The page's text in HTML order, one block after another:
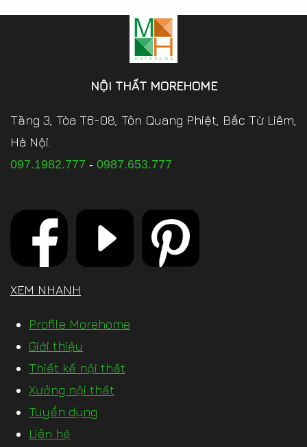
NỘI THẤT MOREHOME
Tầng 3, Tòa T6-08, Tôn Quang Phiệt, Bắc Từ Liêm,
Hà Nội.
097.1982.777 - 0987.653.777
XEM NHANH
Profile Morehome
Giới thiệu
Thiết kế nội thất
Xưởng nội thất
Tuyển dụng
Liên hệ